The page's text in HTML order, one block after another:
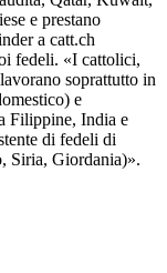
e prestano
a catt.ch
fedeli. «I cattolici,
soprattutto in
e
Filippine, India e
di fedeli di
Siria, Giordania)».